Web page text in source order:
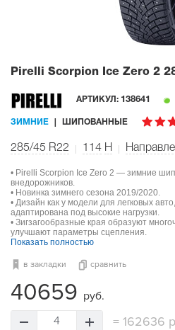
Pirelli Scorpion Ice Zero 2
АРТИКУЛ: 138641
ЗИМНИЕ ШИПОВАННЫЕ
285/45 R22 114 H
• Pirelli Scorpion Ice Zero 2 — зимние
внедорожников.
• Новинка зимнего сезона 2019/2020.
• Дизайн как у модели для легковых
адаптирована под высокие нагрузки.
• Зигзагообразные края образуют
улучшают параметры сцепления.
Показать полностью
в закладки сравнить
40659 руб.
4 =162636